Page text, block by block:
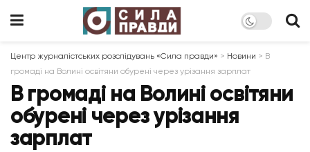
Центр журналістських розслідувань «Сила правди» > Новини > В
громаді на Волині освітяни обурені через урізання зарплат
В громаді на Волині освітяни
обурені через урізання
зарплат